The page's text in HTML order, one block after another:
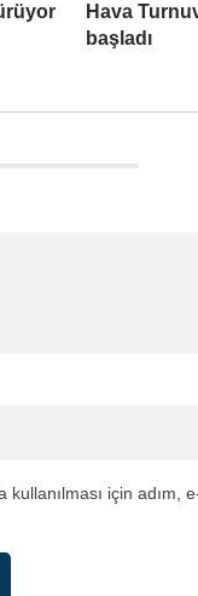
Hava
başladı
kullanılması için adım,